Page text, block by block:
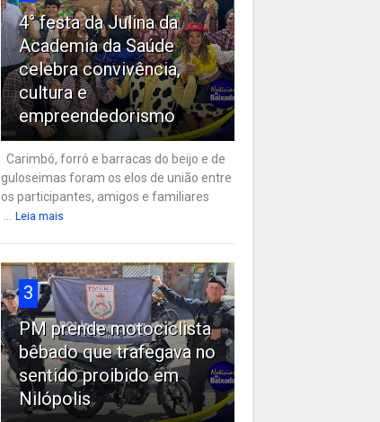
4° festa da Julina da
Academia da Saúde
celebra convivência,
cultura e
empreendedorismo
Carimbó, forró e barracas do beijo e de
guloseimas foram os elos de união entre
os participantes, amigos e familiares
... Leia mais
3
PM prende motociclista
bêbado que trafegava no
sentido proibido em
Nilópolis